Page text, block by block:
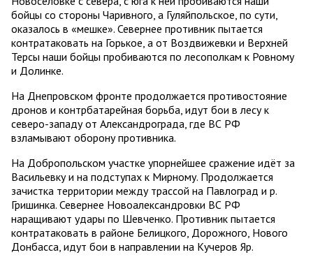
бойцы со стороны Чаривного, а Гуляйпольское, по сути,
оказалось в «мешке». Севернее противник пытается
контратаковать на Горькое, а от Воздвижевки и Верхней
Терсы наши бойцы пробиваются по лесополкам к Ровному
и Долинке.
На Днепровском фронте продолжается противостояние
дронов и контрбатарейная борьба, идут бои в лесу к
северо-западу от Александрограда, где ВС РФ
взламывают оборону противника.
На Добропольском участке упорнейшее сражение идёт за
Васильевку и на подступах к Мирному. Продолжается
зачистка территории между трассой на Павлоград и р.
Гришинка. Севернее Новоалександровки ВС РФ
наращивают удары по Шевченко. Противник пытается
контратаковать в районе Белицкого, Дорожного, Нового
Донбасса, идут бои в направлении на Кучеров Яр.